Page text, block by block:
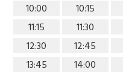
10:00
10:15
11:15
11:30
12:30
12:45
13:45
14:00